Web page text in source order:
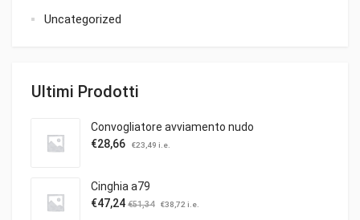
Uncategorized
Ultimi Prodotti
Convogliatore avviamento nudo
€28,66 €23,49 i.e.
Cinghia a79
€47,24 €51,34 €38,72 i.e.